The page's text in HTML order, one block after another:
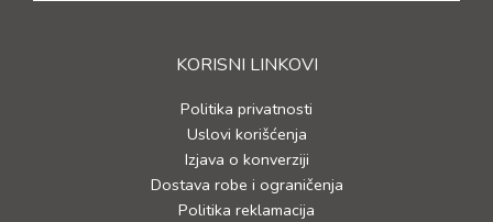
KORISNI LINKOVI
Politika privatnosti
Uslovi korišćenja
Izjava o konverziji
Dostava robe i ograničenja
Politika reklamacija